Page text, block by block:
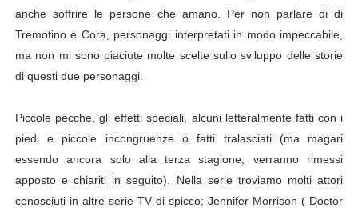
Ufficiale: Netflix alza i prezzi anche in Italia
anche soffrire le persone che amano. Per non parlare di di
Tremotino e Cora, personaggi interpretati in modo impeccabile,
ma non mi sono piaciute molte scelte sullo sviluppo delle storie
di questi due personaggi.
Piccole pecche, gli effetti speciali, alcuni letteralmente fatti con i
piedi e piccole incongruenze o fatti tralasciati (ma magari
essendo ancora solo alla terza stagione, verranno rimessi
apposto e chiariti in seguito). Nella serie troviamo molti attori
conosciuti in altre serie TV di spicco; Jennifer Morrison ( Doctor